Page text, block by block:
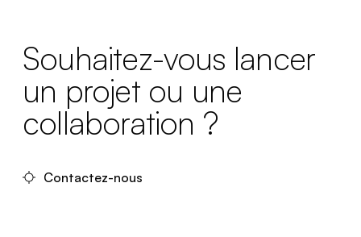
Souhaitez-vous lancer
un projet ou une
collaboration ?
Contactez-nous